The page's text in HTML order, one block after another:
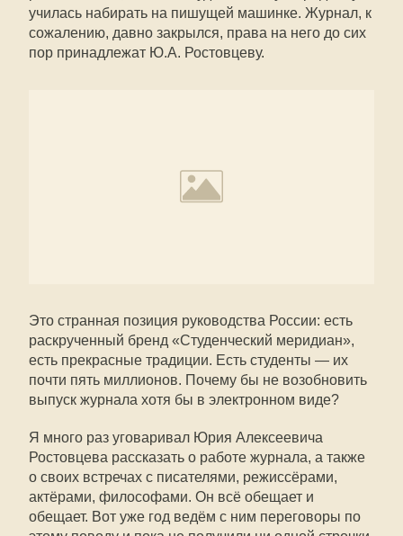
училась набирать на пишущей машинке. Журнал, к
сожалению, давно закрылся, права на него до сих
пор принадлежат Ю.А. Ростовцеву.
Это странная позиция руководства России: есть
раскрученный бренд «Студенческий меридиан»,
есть прекрасные традиции. Есть студенты — их
почти пять миллионов. Почему бы не возобновить
выпуск журнала хотя бы в электронном виде?
Я много раз уговаривал Юрия Алексеевича
Ростовцева рассказать о работе журнала, а также
о своих встречах с писателями, режиссёрами,
актёрами, философами. Он всё обещает и
обещает. Вот уже год ведём с ним переговоры по